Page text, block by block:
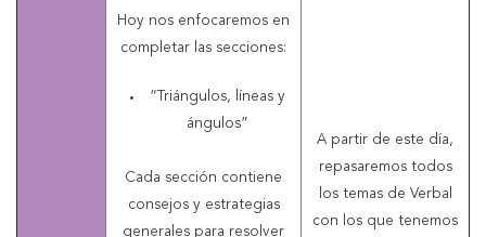
Hoy nos enfocaremos en
completar las secciones:
“Triángulos, líneas y
ángulos”
Cada sección contiene
consejos y estrategias
generales para resolver
A partir de este día,
repasaremos todos
los temas de Verbal
con los que tenemos